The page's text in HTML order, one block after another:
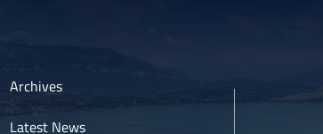
Archives
Latest News